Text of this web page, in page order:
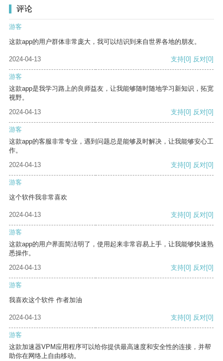
评论
游客
这款app的用户群体非常庞大，我可以结识到来自世界各地的朋友。
2024-04-13 支持[0] 反对[0]
游客
这款app是我学习路上的良师益友，让我能够随时随地学习新知识，拓宽
视野。
2024-04-13
支持[0] 反对[0]
游客
这款app的客服非常专业，遇到问题总是能够及时解决，让我能够安心工
作。
2024-04-13
支持[0] 反对[0]
游客
这个软件我非常喜欢
2024-04-13 支持[0] 反对[0]
游客
这款app的用户界面简洁明了，使用起来非常容易上手，让我能够快速熟
悉操作。
2024-04-13
支持[0] 反对[0]
游客
我喜欢这个软件 作者加油
2024-04-13 支持[0] 反对[0]
游客
这款加速器VPM应用程序可以给你提供最高速度和安全性的连接，并帮
助你在网络上自由移动。